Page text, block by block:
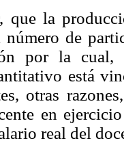
que la
de
por la
está
otras
en
real del